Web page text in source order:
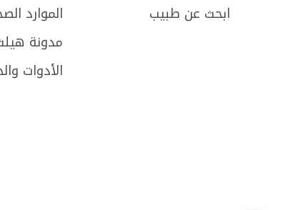
ابحث عن طبيب
الموارد
مدونة
الأدوات